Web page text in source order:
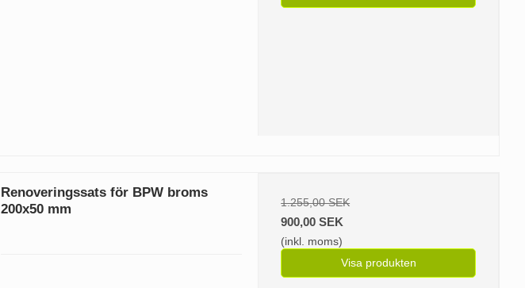
Renoveringssats för BPW broms
200x50 mm
1.255,00 SEK
900,00 SEK
(inkl. moms)
Visa produkten